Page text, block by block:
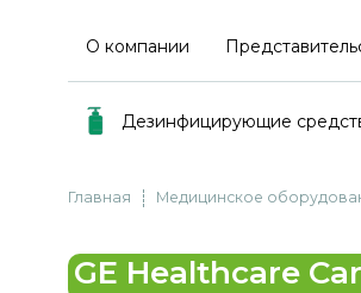
О компании
Дезинфицирующие
Главная Медицинское
GE Healthcare